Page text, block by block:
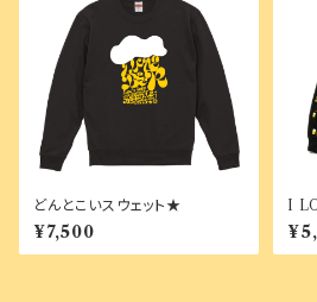
どんとこいスウェット★
¥7,500
I